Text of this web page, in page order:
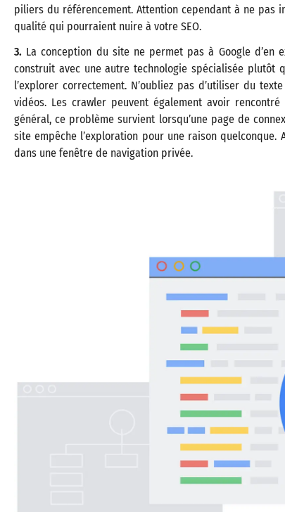
piliers du référencement. Attention cependant à ne pas
qualité qui pourraient nuire à votre SEO.
3. La conception du site ne permet pas à Google
construit avec une autre technologie spécialisée plutôt
l’explorer correctement. N’oubliez pas d’utiliser du
vidéos. Les crawler peuvent également avoir
général, ce problème survient lorsqu’une page de
site empêche l’exploration pour une raison quelconque.
dans une fenêtre de navigation privée.